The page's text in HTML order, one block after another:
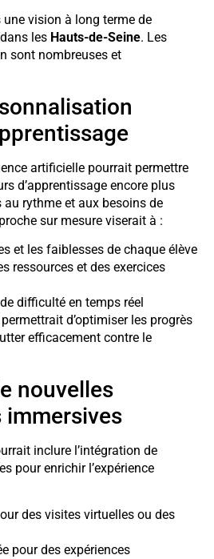
une vision à long terme de
les Hauts-de-Seine. Les
sont nombreuses et
artificielle pourrait permettre
d’apprentissage encore plus
rythme et aux besoins de
sur mesure viserait à :
et les faiblesses de chaque élève
ressources et des exercices
difficulté en temps réel
d’optimiser les progrès
efficacement contre le
nouvelles
inclure l’intégration de
pour enrichir l’expérience
des visites virtuelles ou des
pour des expériences